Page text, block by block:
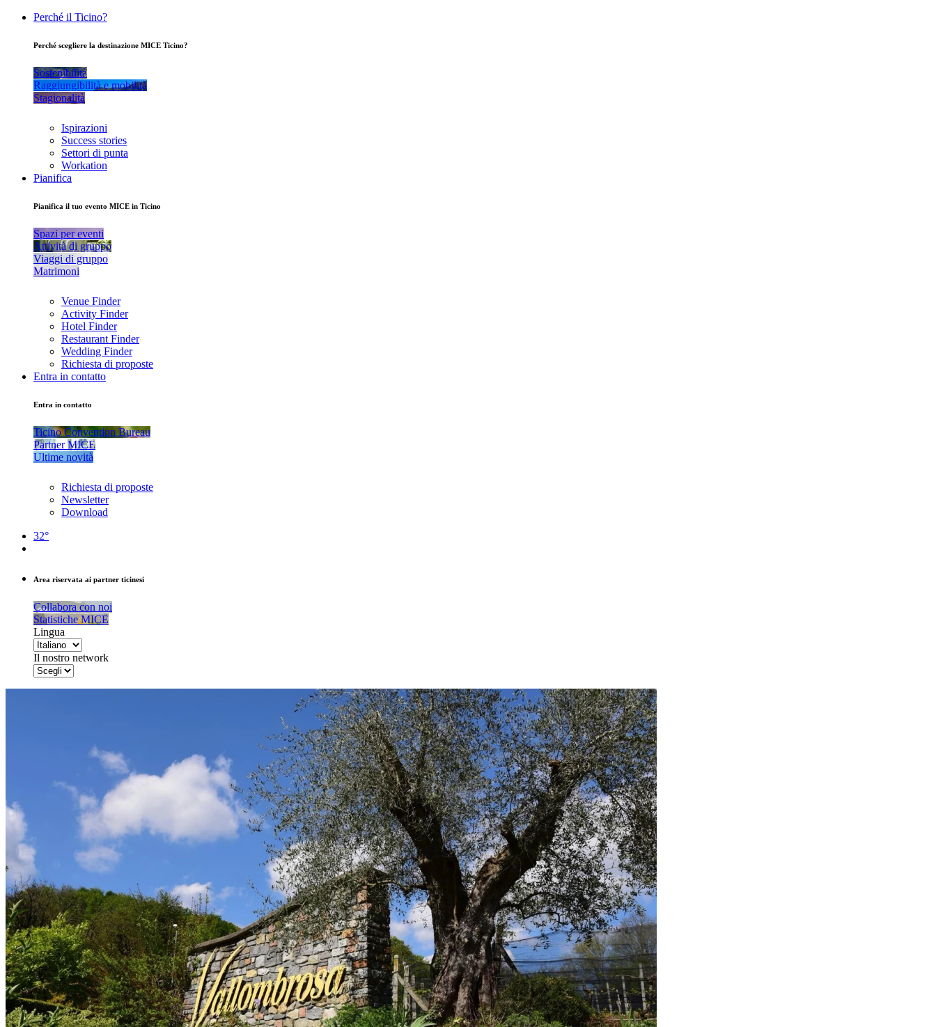
Perché il Ticino?
Perché scegliere la destinazione MICE Ticino?
Sostenibilità
Raggiungibilità e mobilità
Stagionalità
Ispirazioni
Success stories
Settori di punta
Workation
Pianifica
Pianifica il tuo evento MICE in Ticino
Spazi per eventi
Attività di gruppo
Viaggi di gruppo
Matrimoni
Venue Finder
Activity Finder
Hotel Finder
Restaurant Finder
Wedding Finder
Richiesta di proposte
Entra in contatto
Entra in contatto
Ticino Convention Bureau
Partner MICE
Ultime novità
Richiesta di proposte
Newsletter
Download
32°
Area riservata ai partner ticinesi
Collabora con noi
Statistiche MICE
Lingua
Il nostro network